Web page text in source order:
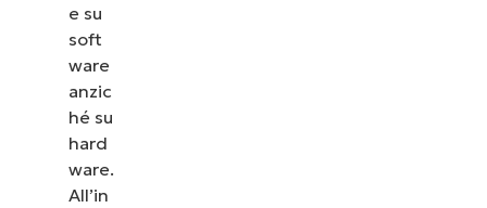
e su
soft
ware
anzic
hé su
hard
ware.
All’in